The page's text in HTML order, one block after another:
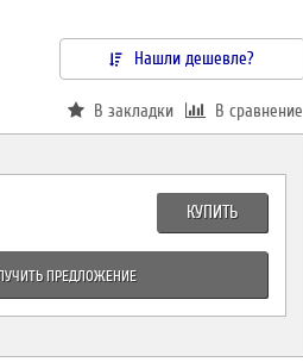
Нашли дешевле?
В закладки В сравнение
КУПИТЬ
ПРЕДЛОЖЕНИЕ